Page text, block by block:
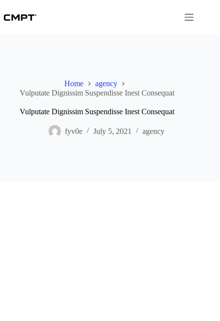
to
content
Home
agency
Vulputate Dignissim Suspendisse Inest Consequat
Vulputate Dignissim Suspendisse Inest Consequat
fyv0e July 5, 2021 agency